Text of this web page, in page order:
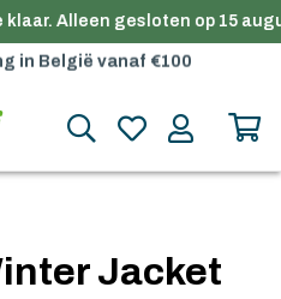
Alleen gesloten op 15
merken
advies
in België vanaf €100
Jacket